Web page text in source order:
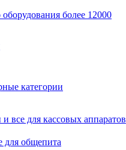
категории
все для кассовых аппаратов
для общепита